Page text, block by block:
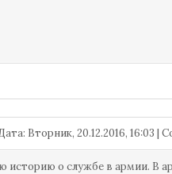
Вторник, 20.12.2016, 16:03 |
историю о службе в армии. В